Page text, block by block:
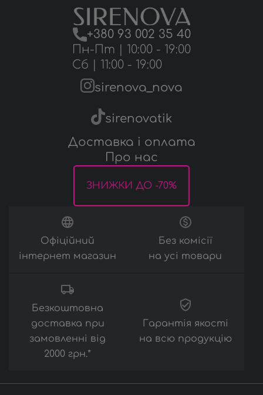
Комплекти білизни
+380 93 002 35 40
Пн-Пт | 10:00 - 19:00
Сб | 11:00 - 19:00
sirenova_nova
sirenovatik
Доставка і оплата
Про нас
ЗНИЖКИ ДО -70%
Офіційний
інтернет магазин
Без комісії
на усі товари
Безкоштовна
доставка при
замовленні від
2000 грн.*
Гарантія якості
на всю продукцію